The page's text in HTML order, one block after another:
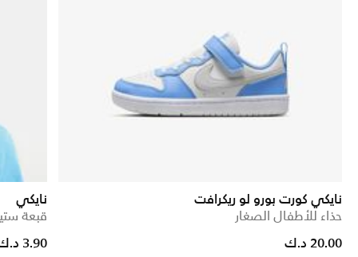
نايكي كورت بورو لو ريكرافت
حذاء للأطفال الصغار
20.00 د.ك
نايكي
قبعة
from
3.90 د.ك